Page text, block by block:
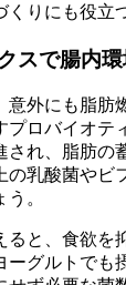
りにも役立
スで腸内
意外にも 脂肪
プロバイオテ
され、脂肪の
の乳酸菌やビ
。
ると、食欲を
ーグルトでも